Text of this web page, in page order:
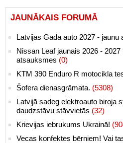
JAUNĀKAIS FORUMĀ
Latvijas Gada auto 2027 - jaunu
Nissan Leaf jaunais 2026 -
atsauksmes (0)
KTM 390 Enduro R motocikla
Šofera dienasgrāmata. (5308)
Latvijā sadeg elektroauto biroja
daudzstāvu stāvvietās (32)
Krievijas iebrukums Ukrainā!
Vecas konfektes bērniem! Vai